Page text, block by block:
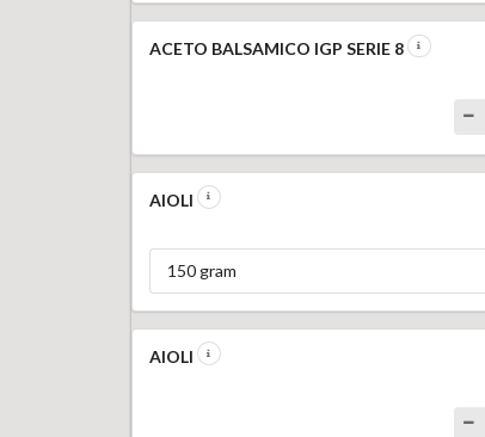
ACETO BALSAMICO IGP SERIE 8
AIOLI
150 gram
AIOLI